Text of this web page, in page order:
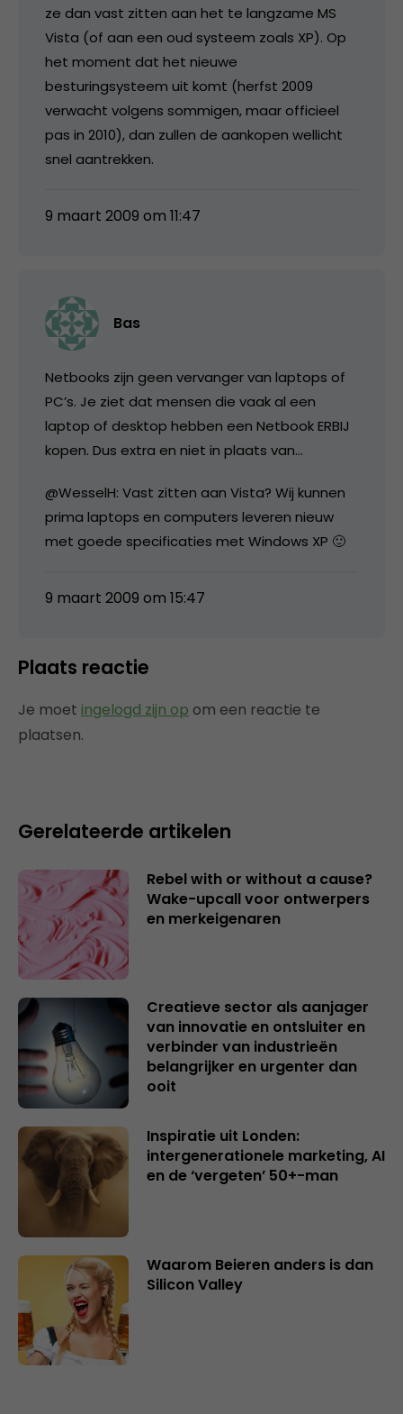
ze dan vast zitten aan het te langzame MS
Vista (of aan een oud systeem zoals XP). Op
het moment dat het nieuwe
besturingsysteem uit komt (herfst 2009
verwacht volgens sommigen, maar officieel
pas in 2010), dan zullen de aankopen wellicht
snel aantrekken.
9 maart 2009 om 11:47
Bas
Netbooks zijn geen vervanger van laptops of
PC’s. Je ziet dat mensen die vaak al een
laptop of desktop hebben een Netbook ERBIJ
kopen. Dus extra en niet in plaats van…
@WesselH: Vast zitten aan Vista? Wij kunnen
prima laptops en computers leveren nieuw
met goede specificaties met Windows XP 🙂
9 maart 2009 om 15:47
Plaats reactie
Je moet ingelogd zijn op om een reactie te
plaatsen.
Gerelateerde artikelen
Rebel with or without a cause?
Wake-upcall voor ontwerpers
en merkeigenaren
Creatieve sector als aanjager
van innovatie en ontsluiter en
verbinder van industrieën
belangrijker en urgenter dan
ooit
Inspiratie uit Londen:
intergenerationele marketing, AI
en de ‘vergeten’ 50+-man
Waarom Beieren anders is dan
Silicon Valley